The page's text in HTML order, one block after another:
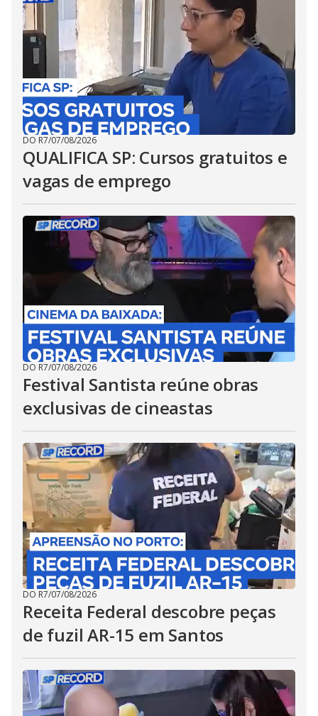
DO R7/07/08/2026
QUALIFICA SP: Cursos gratuitos e
vagas de emprego
DO R7/07/08/2026
Festival Santista reúne obras
exclusivas de cineastas
DO R7/07/08/2026
Receita Federal descobre peças
de fuzil AR-15 em Santos